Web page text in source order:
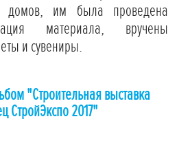
домов, им была проведена
материала, вручены
и сувениры.
"Строительная выставка
СтройЭкспо 2017"